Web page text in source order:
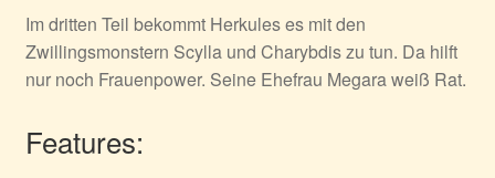
Im dritten Teil bekommt Herkules es mit den
Zwillingsmonstern Scylla und Charybdis zu tun. Da hilft
nur noch Frauenpower. Seine Ehefrau Megara weiß Rat.
Features: